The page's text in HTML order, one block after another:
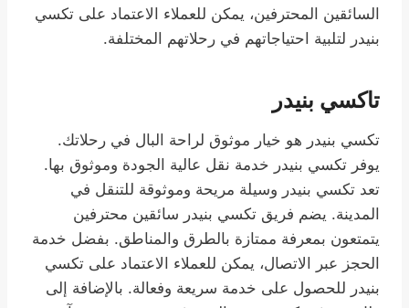
السائقين المحترفين، يمكن للعملاء الاعتماد على تكسي
بنيدر لتلبية احتياجاتهم في رحلاتهم المختلفة.
تاكسي بنيدر
تكسي بنيدر هو خيار موثوق لراحة البال في رحلاتك.
يوفر تكسي بنيدر خدمة نقل عالية الجودة وموثوق بها.
تعد تكسي بنيدر وسيلة مريحة وموثوقة للتنقل في
المدينة. يضم فريق تكسي بنيدر سائقين محترفين
يتمتعون بمعرفة ممتازة بالطرق والمناطق. بفضل خدمة
الحجز عبر الاتصال، يمكن للعملاء الاعتماد على تكسي
بنيدر للحصول على خدمة سريعة وفعالة. بالإضافة إلى